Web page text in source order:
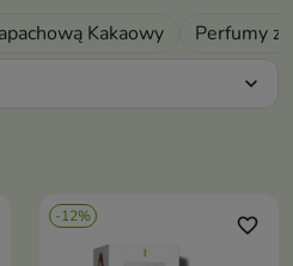
Kakaowy Perfumy z
expand_more
-12% favorite_border